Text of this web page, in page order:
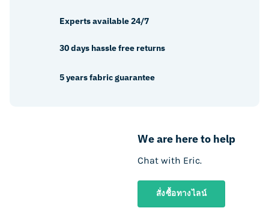
on
product
We are here to help
Chat with Eric.
สั่งซื้อทางไลน์
Experts available 24/7
30 days hassle free returns
5 years fabric guarantee